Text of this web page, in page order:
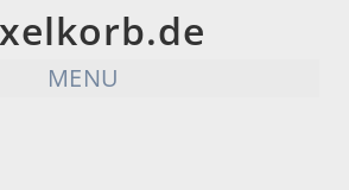
MENU